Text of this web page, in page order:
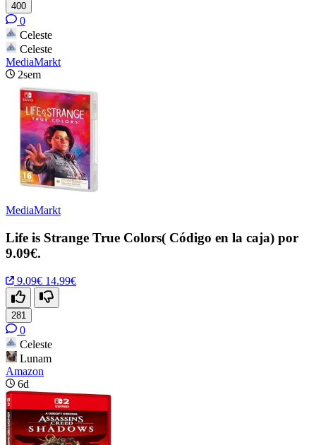
400
0
Celeste
Celeste
MediaMarkt
2sem
MediaMarkt
Life is Strange True Colors( Código en la caja) por
9.09€.
9.09€ 14.99€
281
0
Celeste
Lunam
Amazon
6d